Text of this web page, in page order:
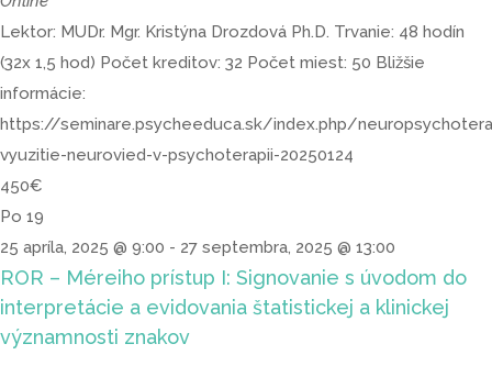
Lektor: MUDr. Mgr. Kristýna Drozdová Ph.D. Trvanie: 48 hodín
(32x 1,5 hod) Počet kreditov: 32 Počet miest: 50 Bližšie
informácie:
https://seminare.psycheeduca.sk/index.php/
vyuzitie-neurovied-v-psychoterapii-20250124
450€
Po 19
25 apríla, 2025 @ 9:00 - 27 septembra, 2025 @ 13:00
ROR – Méreiho prístup I: Signovanie s úvodom do
interpretácie a evidovania štatistickej a klinickej
významnosti znakov